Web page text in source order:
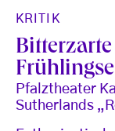
KRITIK
Pfalztheater
Sutherlands